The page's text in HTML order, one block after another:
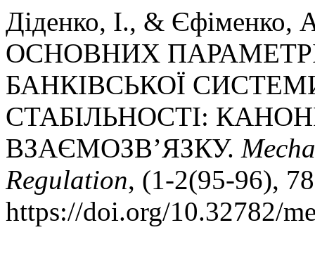
Діденко, І., &
ОСНОВНИХ
БАНКІВСЬКОЇ
СТАБІЛЬНОСТІ:
ВЗАЄМОЗВ’ЯЗКУ.
Regulation, (1-2(95-96),
https://doi.org/10.32782/